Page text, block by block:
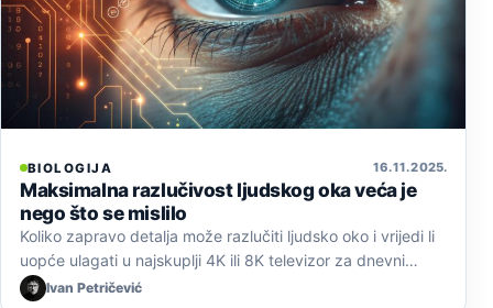
BIOLOGIJA 16. 11. 2025.
Maksimalna razlučivost ljudskog oka veća je
nego što se mislilo
Koliko zapravo detalja može razlučiti ljudsko oko i vrijedi li
uopće ulagati u najskuplji 4K ili 8K televizor za dnevni…
Ivan Petričević